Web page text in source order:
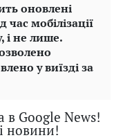
оновлені
мобілізації
і не лише.
у виїзді за
в Google News!
новини!